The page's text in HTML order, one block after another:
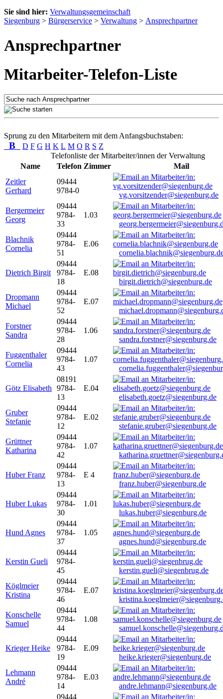
Sie sind hier: Verwaltungsgemeinschaft
Siegenburg > Bürgerservice > Verwaltung > Ansprechpartner
Ansprechpartner
Mitarbeiter-Telefon-Liste
Sprung zu den Mitarbeitern mit dem Anfangsbuchstaben:
B D F G H K L M O R S Z
Telefonliste der Mitarbeiter/innen der Verwaltung
Name
Telefon Zimmer
Mail
Zeitler
Gerhard
09444
9784-0
vg.vorsitzender@siegenburg.de
Bergermeier
Georg
09444
9784-
33
1.03
Blachnik
Cornelia
09444
9784-
51
E.06
Dietrich Birgit
09444
9784-
18
E.08
birgit.dietrich@siegenburg.de
Dropmann
Michael
09444
9784-
52
E.07
Forstner
Sandra
09444
9784-
28
1.06
sandra.forstner@siegenburg.de
Fuggenthaler
Cornelia
09444
9784-
43
1.07
Götz Elisabeth
08191
9784-
13
E.04
elisabeth.goetz@siegenburg.de
Gruber
Stefanie
09444
9784-
12
E.02
stefanie.gruber@siegenburg.de
Grüttner
Katharina
09444
9784-
42
1.07
Huber Franz
09444
9784-
13
E 4
franz.huber@siegenburg.de
Huber Lukas
09444
9784-
30
1.01
lukas.huber@siegenburg.de
Hund Agnes
09444
9784-
37
1.05
agnes.hund@siegenburg.de
Kerstin Gueli
09444
9784-
45
kerstin.gueli@siegenbrug.de
Köglmeier
Kristina
09444
9784-
46
E.07
Konschelle
Samuel
09444
9784-
44
1.08
Krieger Heike
09444
9784-
19
E.09
heike.krieger@siegenburg.de
Lehmann
André
09444
9784-
14
E.03
andre.lehmann@siegenburg.de
09444